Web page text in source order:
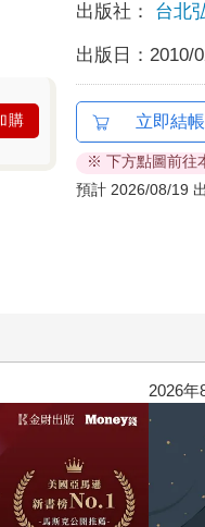
購
出版社： 台北
出版日： 2010/
立即結帳
※ 下方點圖前往
預計 2026/08/19
閱讀漫